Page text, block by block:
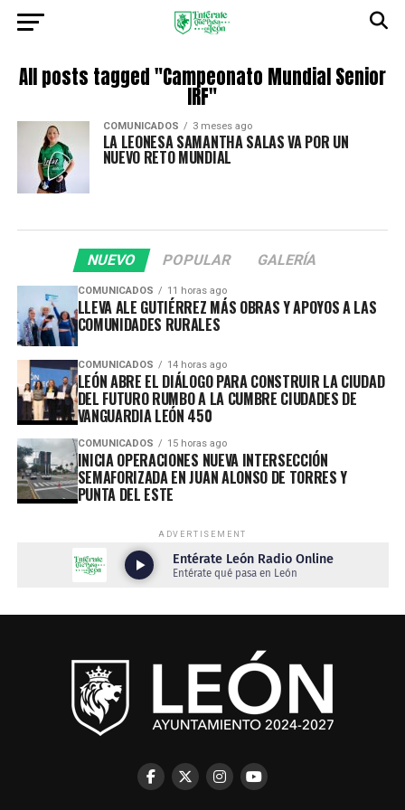
All posts tagged "Campeonato Mundial Senior
IRF"
COMUNICADOS 3 meses ago
LA LEONESA SAMANTHA SALAS VA POR UN
NUEVO RETO MUNDIAL
NUEVO POPULAR GALERÍA
COMUNICADOS 11 horas ago
LLEVA ALE GUTIÉRREZ MÁS OBRAS Y APOYOS A LAS
COMUNIDADES RURALES
COMUNICADOS 14 horas ago
LEÓN ABRE EL DIÁLOGO PARA CONSTRUIR LA CIUDAD
DEL FUTURO RUMBO A LA CUMBRE CIUDADES DE
VANGUARDIA LEÓN 450
COMUNICADOS 15 horas ago
INICIA OPERACIONES NUEVA INTERSECCIÓN
SEMAFORIZADA EN JUAN ALONSO DE TORRES Y
PUNTA DEL ESTE
ADVERTISEMENT